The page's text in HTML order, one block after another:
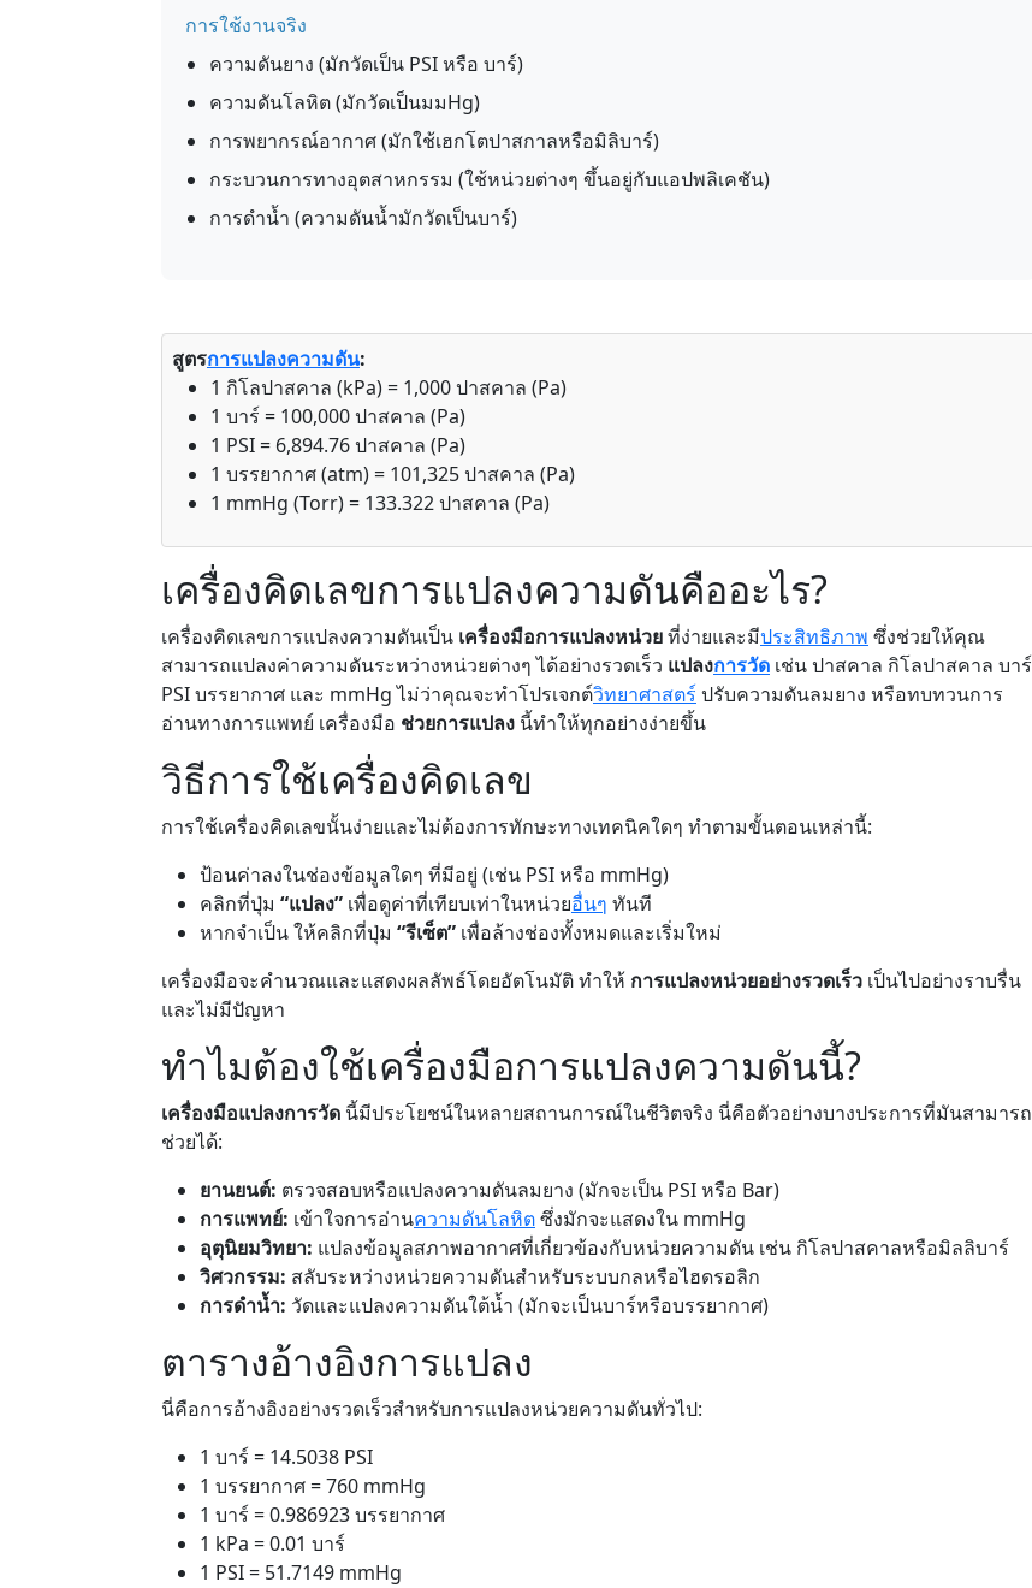
การใช้งานจริง
ความดันยาง (มักวัดเป็น PSI หรือ บาร์)
ความดันโลหิต (มักวัดเป็นมมHg)
การพยากรณ์อากาศ (มักใช้เฮกโตปาสกาลหรือมิลิบาร์)
กระบวนการทางอุตสาหกรรม (ใช้หน่วยต่างๆ ขึ้นอยู่กับแอปพลิเคชัน)
การดำน้ำ (ความดันน้ำมักวัดเป็นบาร์)
สูตรการแปลงความดัน:
1 กิโลปาสคาล (kPa) = 1,000 ปาสคาล (Pa)
1 บาร์ = 100,000 ปาสคาล (Pa)
1 PSI = 6,894.76 ปาสคาล (Pa)
1 บรรยากาศ (atm) = 101,325 ปาสคาล (Pa)
1 mmHg (Torr) = 133.322 ปาสคาล (Pa)
เครื่องคิดเลขการแปลงความดันคืออะไร?
เครื่องคิดเลขการแปลงความดันเป็น เครื่องมือการแปลงหน่วยที่ง่ายและมีประสิทธิภาพ ซึ่งช่วยให้คุณ
สามารถแปลงค่าความดันระหว่างหน่วยต่างๆ ได้อย่างรวดเร็ว แปลงการวัด เช่น ปาสคาล กิโลปาสคาล บาร์
PSI บรรยากาศ และ mmHg ไม่ว่าคุณจะทำโปรเจกต์วิทยาศาสตร์ ปรับความดันลมยาง หรือทบทวนการ
อ่านทางการแพทย์ เครื่องมือ ช่วยการแปลง นี้ทำให้ทุกอย่างง่ายขึ้น
วิธีการใช้เครื่องคิดเลข
การใช้เครื่องคิดเลขนั้นง่ายและไม่ต้องการทักษะทางเทคนิคใดๆ ทำตามขั้นตอนเหล่านี้:
ป้อนค่าลงในช่องข้อมูลใดๆ ที่มีอยู่ (เช่น PSI หรือ mmHg)
คลิกที่ปุ่ม “แปลง” เพื่อดูค่าที่เทียบเท่าในหน่วยอื่นๆ ทันที
หากจำเป็น ให้คลิกที่ปุ่ม “รีเซ็ต” เพื่อล้างช่องทั้งหมดและเริ่มใหม่
เครื่องมือจะคำนวณและแสดงผลลัพธ์โดยอัตโนมัติ ทำให้ การแปลงหน่วยอย่างรวดเร็ว เป็นไปอย่างราบรื่น
และไม่มีปัญหา
ทำไมต้องใช้เครื่องมือการแปลงความดันนี้?
เครื่องมือแปลงการวัด นี้มีประโยชน์ในหลายสถานการณ์ในชีวิตจริง นี่คือตัวอย่างบางประการที่มันสามารถ
ช่วยได้:
ยานยนต์: ตรวจสอบหรือแปลงความดันลมยาง (มักจะเป็น PSI หรือ Bar)
การแพทย์: เข้าใจการอ่านความดันโลหิตซึ่งมักจะแสดงใน mmHg
อุตุนิยมวิทยา: แปลงข้อมูลสภาพอากาศที่เกี่ยวข้องกับหน่วยความดัน เช่น กิโลปาสคาลหรือมิลลิบาร์
วิศวกรรม: สลับระหว่างหน่วยความดันสำหรับระบบกลหรือไฮดรอลิก
การดำน้ำ: วัดและแปลงความดันใต้น้ำ (มักจะเป็นบาร์หรือบรรยากาศ)
ตารางอ้างอิงการแปลง
นี่คือการอ้างอิงอย่างรวดเร็วสำหรับการแปลงหน่วยความดันทั่วไป:
1 บาร์ = 14.5038 PSI
1 บรรยากาศ = 760 mmHg
1 บาร์ = 0.986923 บรรยากาศ
1 kPa = 0.01 บาร์
1 PSI = 51.7149 mmHg